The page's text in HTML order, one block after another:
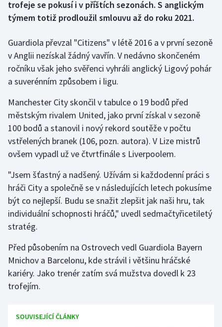
Florbal
Futsal
Golf
Házená
Jezdectví
Krasobruslení
Lezení
Moderní pětiboj
Motorsport
trofeje se pokusí i v příštích sezonách. S anglickým
týmem totiž prodloužil smlouvu až do roku 2021.
Guardiola převzal "Citizens" v létě 2016 a v první sezoně
v Anglii nezískal žádný vavřín. V nedávno skončeném
ročníku však jeho svěřenci vyhráli anglický Ligový pohár
a suverénním způsobem i ligu.
Manchester City skončil v tabulce o 19 bodů před
městským rivalem United, jako první získal v sezoně
100 bodů a stanovil i nový rekord soutěže v počtu
vstřelených branek (106, pozn. autora). V Lize mistrů
ovšem vypadl už ve čtvrtfinále s Liverpoolem.
"Jsem šťastný a nadšený. Užívám si každodenní práci s
hráči City a společně se v následujících letech pokusíme
být co nejlepší. Budu se snažit zlepšit jak naši hru, tak
individuální schopnosti hráčů," uvedl sedmačtyřicetiletý
stratég.
Před působením na Ostrovech vedl Guardiola Bayern
Mnichov a Barcelonu, kde strávil i většinu hráčské
kariéry. Jako trenér zatím svá mužstva dovedl k 23
trofejím.
SOUVISEJÍCÍ ČLÁNKY